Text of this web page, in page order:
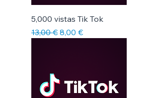
5,000 vistas Tik Tok
Precio
13,00 € Precio de oferta
8,00 €